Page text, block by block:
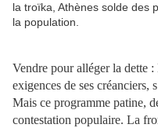
la troïka, Athènes solde des
la population.
Vendre pour alléger la dette
exigences de ses créanciers,
Mais ce programme patine,
contestation populaire. La